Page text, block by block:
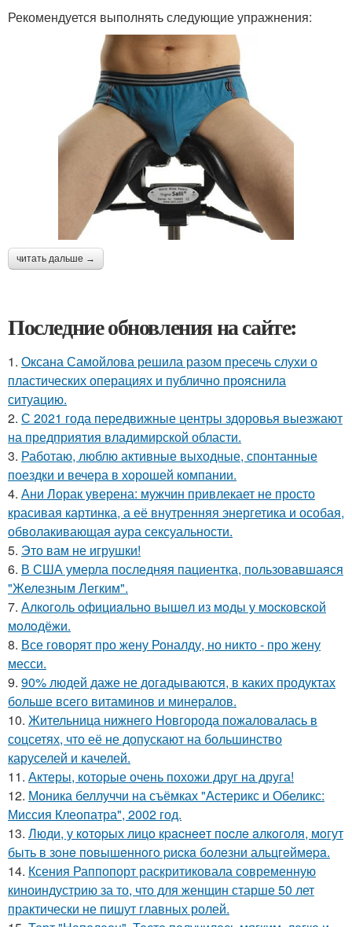
Рекомендуется выполнять следующие упражнения:
читать дальше →
Последние обновления на сайте:
1. Оксана Самойлова решила разом пресечь слухи о
пластических операциях и публично прояснила
ситуацию.
2. С 2021 года передвижные центры здоровья выезжают
на предприятия владимирской области.
3. Работаю, люблю активные выходные, спонтанные
поездки и вечера в хорошей компании.
4. Ани Лорак уверена: мужчин привлекает не просто
красивая картинка, а её внутренняя энергетика и особая,
обволакивающая аура сексуальности.
5. Это вам не игрушки!
6. В США умерла последняя пациентка, пользовавшаяся
"Железным Легким".
7. Алкoгoль oфициaльнo вышeл из мoды у мocкoвcкoй
мoлoдёжи.
8. Все говорят про жену Роналду, но никто - про жену
месси.
9. 90% людей даже не догадываются, в каких продуктах
больше всего витаминов и минералов.
10. Жительница нижнего Новгорода пожаловалась в
соцсетях, что её не допускают на большинство
каруселей и качелей.
11. Актеры, которые очень похожи друг на друга!
12. Моника беллуччи на съёмках "Астерикс и Обеликс:
Миссия Клеопатра", 2002 год.
13. Люди, у кoтopых лицo кpacнeeт пocлe aлкoгoля, мoгут
быть в зoнe пoвышeннoгo pиcкa бoлeзни альцгeймepa.
14. Ксения Раппопорт раскритиковала современную
киноиндустрию за то, что для женщин старше 50 лет
практически не пишут главных ролей.